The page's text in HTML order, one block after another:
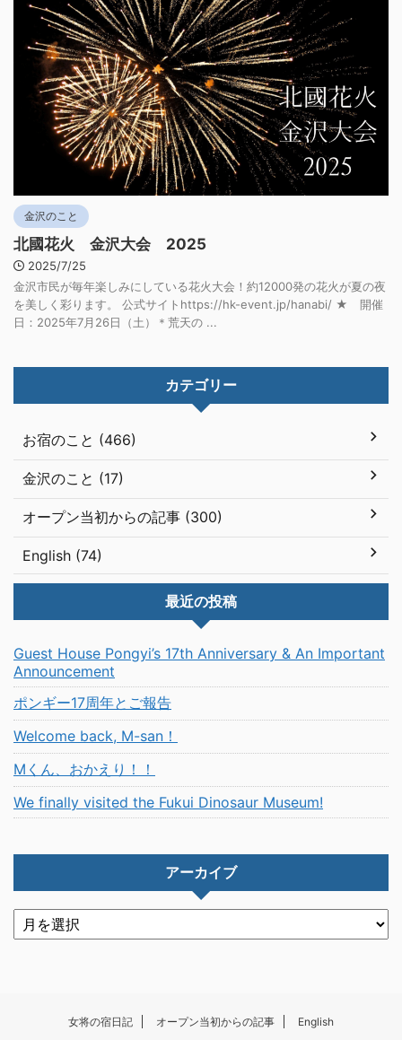
金沢のこと
北國花火 金沢大会 2025
2025/7/25
金沢市民が毎年楽しみにしている花火大会！約12000発の花火が夏の夜
を美しく彩ります。 公式サイトhttps://hk-event.jp/hanabi/ ★ 開催
日：2025年7月26日（土）＊荒天の ...
カテゴリー
お宿のこと (466)
金沢のこと (17)
オープン当初からの記事 (300)
English (74)
最近の投稿
Guest House Pongyi’s 17th Anniversary & An Important
Announcement
ポンギー17周年とご報告
Welcome back, M-san！
Mくん、おかえり！！
We finally visited the Fukui Dinosaur Museum!
アーカイブ
女将の宿日記 オープン当初からの記事 English